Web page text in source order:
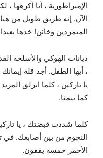
الإمبراطورية ، أنا
الآن. إنه طريق طويل من
المتمردين وخائن! خذها
ديانات الهوكي والأسلحة
، أيها الطفل. أجد قلة
يا تاركين ، كلما انزلق
كما تتمنا.
كلما شددت قبضتك ، يا
النجوم من بين أصابعك.
الأحمر خمسة يقفون.